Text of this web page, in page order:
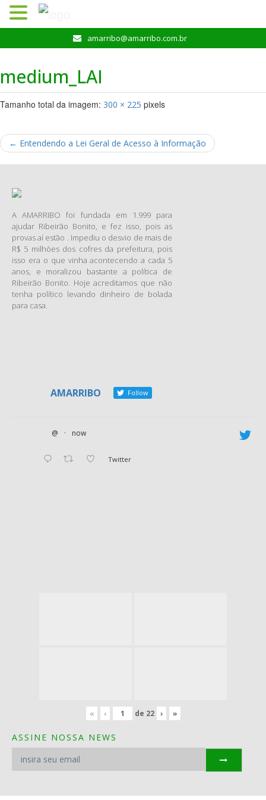
para
conteúdo
amarribo@amarribo.com.br
medium_LAI
Tamanho total da imagem: 300 × 225 pixels
← Entendendo a Lei Geral de Acesso à Informação
A AMARRIBO foi fundada em 1.999 para
ajudar Ribeirão Bonito, e fez isso, pois as
provas aí estão . Impediu o desvio de mais de
R$ 5 milhões dos cofres da prefeitura, pois
isso era o que vinha acontecendo a cada 5
anos, e moralizou bastante a política de
Ribeirão Bonito. Hoje acreditamos que não
tenha político levando dinheiro de bolada
para casa.
AMARRIBO Follow
@ · now
Twitter
« ‹ de 22 › »
ASSINE NOSSA NEWS